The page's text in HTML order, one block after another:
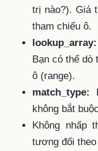
trị nào?). Giá
tham chiếu ô.
lookup_array:
Bạn có thể dò
ô (range).
match_type:
không bắt
Không nhấp
tương đối